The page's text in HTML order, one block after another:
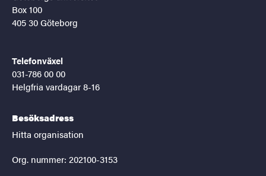
Box 100
405 30 Göteborg
Telefonväxel
031-786 00 00
Helgfria vardagar 8-16
Besöksadress
Hitta organisation
Org. nummer: 202100-3153